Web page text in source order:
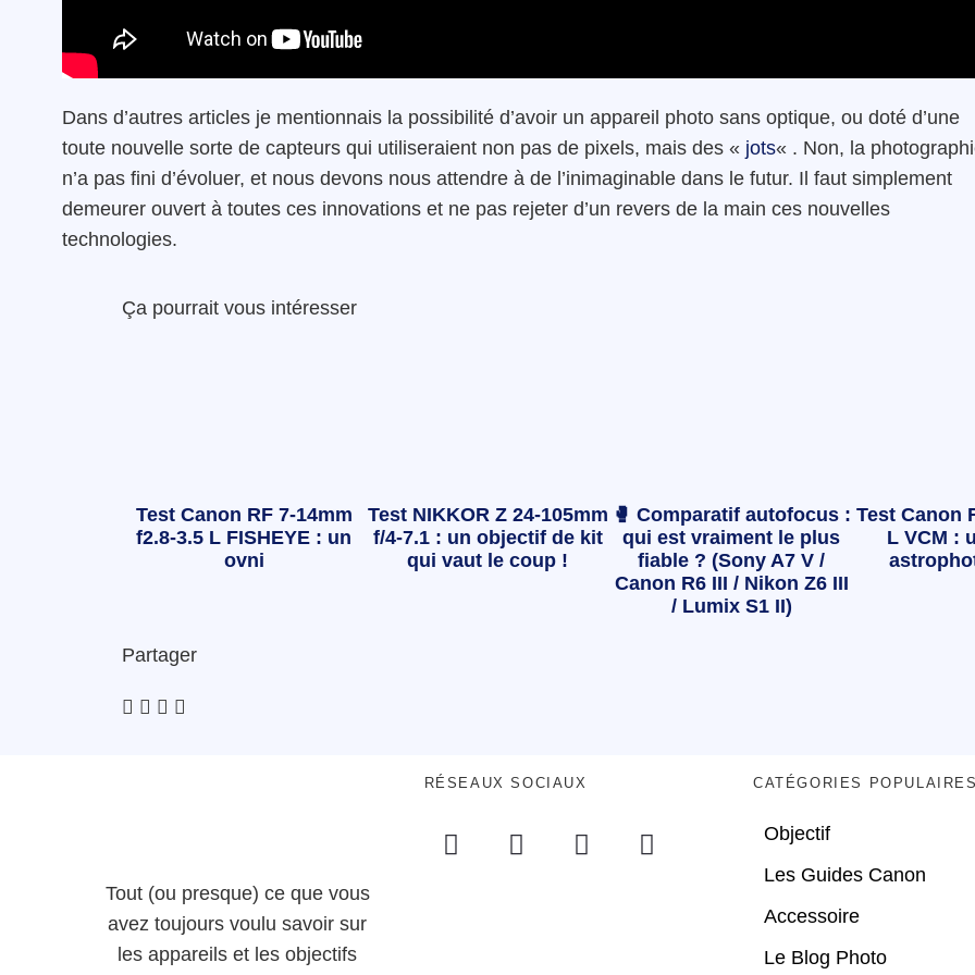
Dans d’autres articles je mentionnais la possibilité d’avoir un appareil photo sans optique, ou doté d’une
toute nouvelle sorte de capteurs qui utiliseraient non pas de pixels, mais des « jots« . Non, la
n’a pas fini d’évoluer, et nous devons nous attendre à de l’inimaginable dans le futur. Il faut simplement
demeurer ouvert à toutes ces innovations et ne pas rejeter d’un revers de la main ces nouvelles
technologies.
Ça pourrait vous intéresser
Test Canon RF 7-14mm
f2.8-3.5 L FISHEYE : un
ovni
Test NIKKOR Z 24-105mm
f/4-7.1 : un objectif de kit
qui vaut le coup !
🥊 Comparatif autofocus :
qui est vraiment le plus
fiable ? (Sony A7 V /
Canon R6 III / Nikon Z6 III
/ Lumix S1 II)
Test Canon
L VCM :
Partager
Tout (ou presque) ce que vous
avez toujours voulu savoir sur
les appareils et les objectifs
RÉSEAUX SOCIAUX CATÉGORIES
Objectif
Les Guides Canon
Accessoire
Le Blog Photo